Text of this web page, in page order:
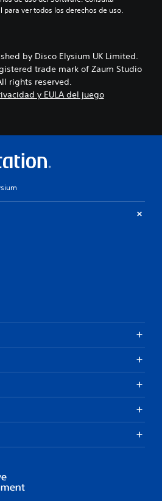
ver todos los derechos de uso.
by Disco Elysium UK Limited.
trade mark of Zaum Studio
rights reserved.
y EULA del juego